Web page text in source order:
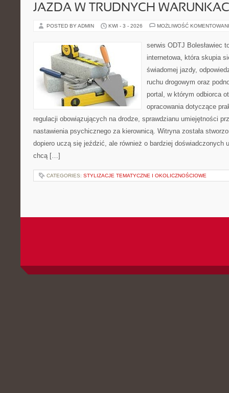
JAZDA W TRUDNYCH
POSTED BY ADMIN KWI - 3 - 2026 MOŻLIWOŚĆ
serwis ODTJ Bolesławiec
internetowa, która skupia
świadomej jazdy,
ruchu drogowym oraz
portal, w którym odbiorca
opracowania dotyczące
regulacji obowiązujących na drodze, sprawdzianu umiejętności
nastawienia psychicznego za kierownicą. Witryna została
dopiero uczą się jeździć, ale również o bardziej doświadczonych
chcą […]
CATEGORIES: STYLIZACJE TEMATYCZNE I OKOLICZNOŚCIOWE